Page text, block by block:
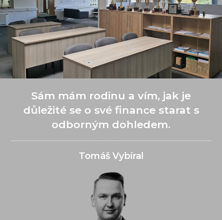
Sám mám rodinu a vím, jak je
důležité se o své finance starat s
odborným dohledem.
Tomáš Vybíral